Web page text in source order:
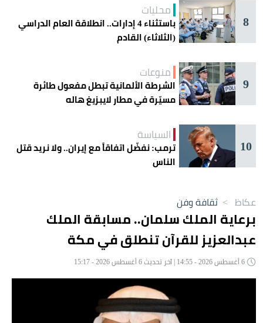
8
محليات
باستثناء 4 إدارات.. انطلاقة العام الدراسي
(الثلاثاء) القادم
9
منوعات
الشرطة الألمانية تبطل مفعول طائرة
مسيّرة في مطار لايبزيغ هاله
10
السياسة
ترمب: نفضّل اتفاقاً مع إيران.. ولا نريد قتل
الناس
عكاظ > ثقافة وفن
برعاية الملك سلمان.. مسابقة الملك
عبدالعزيز للقرآن تنطلق في مكة